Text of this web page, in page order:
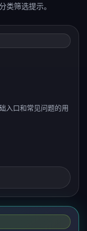
类筛选提示。
入口和常见问题的用